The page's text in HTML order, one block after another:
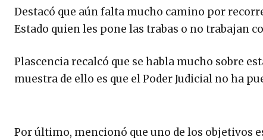
Destacó que aún falta mucho camino por
Estado quien les pone las trabas o no trabajan
Plascencia recalcó que se habla mucho sobre
muestra de ello es que el Poder Judicial no ha
Por último, mencionó que uno de los objetivos